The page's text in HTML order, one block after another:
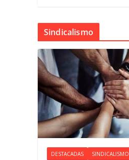
Sindicalismo
DESTACADAS SINDICALISMO